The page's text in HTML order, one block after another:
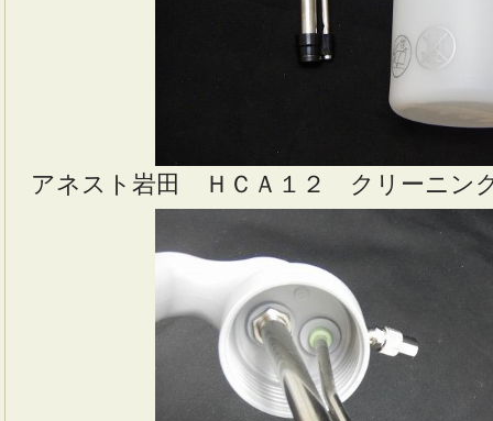
アネスト岩田 ＨＣＡ１２ クリーニン